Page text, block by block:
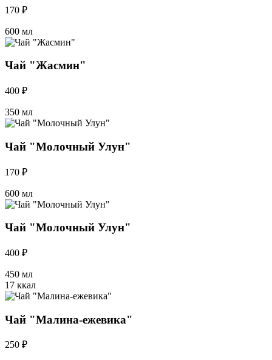
170 ₽
600 мл
Чай "Жасмин"
400 ₽
350 мл
Чай "Молочный Улун"
170 ₽
600 мл
Чай "Молочный Улун"
400 ₽
450 мл
17 ккал
Чай "Малина-ежевика"
250 ₽